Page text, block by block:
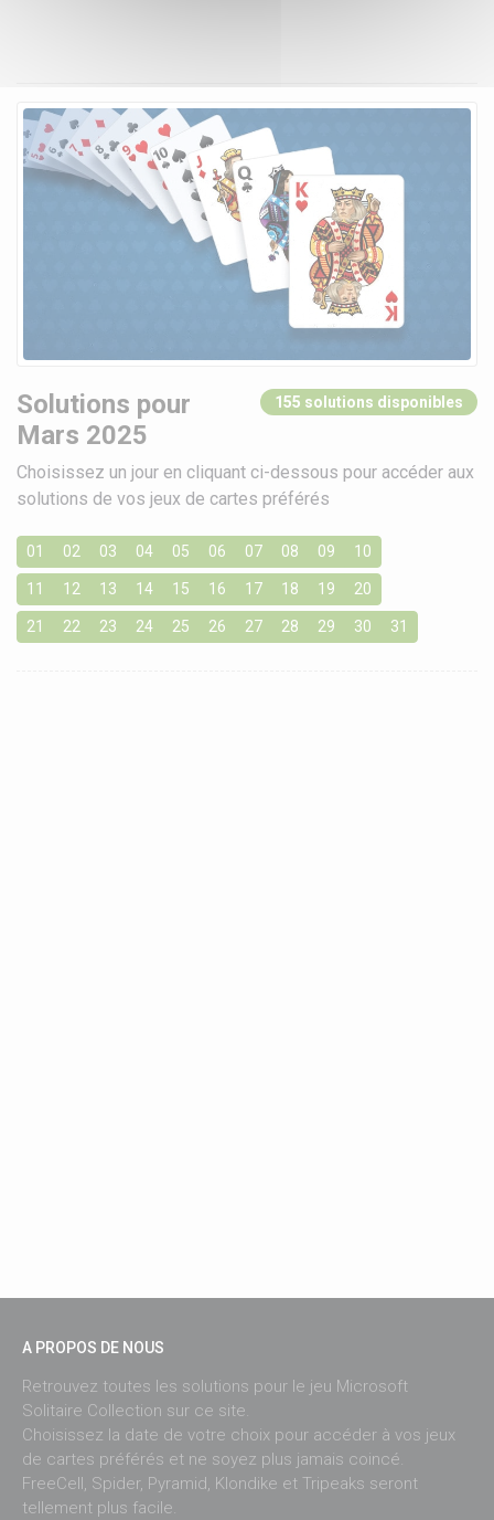
Solutions pour
Mars 2025
155 solutions disponibles
Choisissez un jour en cliquant ci-dessous pour accéder aux
solutions de vos jeux de cartes préférés
01 02 03 04 05 06 07 08 09 10
11 12 13 14 15 16 17 18 19 20
21 22 23 24 25 26 27 28 29 30 31
A PROPOS DE NOUS
Retrouvez toutes les solutions pour le jeu Microsoft
Solitaire Collection sur ce site.
Choisissez la date de votre choix pour accéder à vos jeux
de cartes préférés et ne soyez plus jamais coincé.
FreeCell, Spider, Pyramid, Klondike et Tripeaks seront
tellement plus facile.